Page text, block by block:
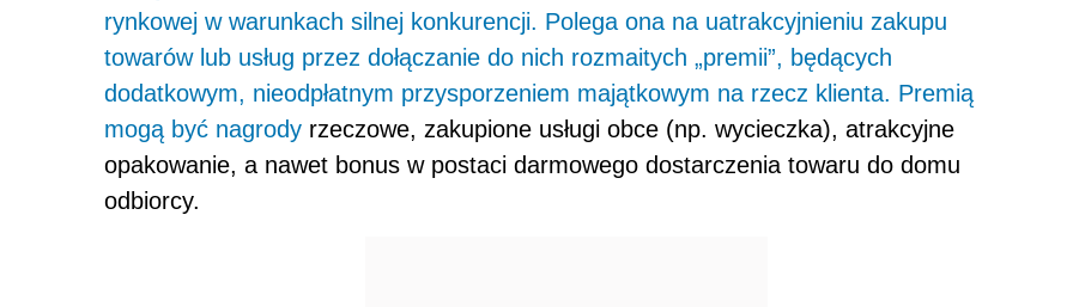
rynkowej w warunkach silnej konkurencji. Polega ona na uatrakcyjnieniu zakupu
towarów lub usług przez dołączanie do nich rozmaitych „premii”, będących
dodatkowym, nieodpłatnym przysporzeniem majątkowym na rzecz klienta. Premią
mogą być nagrody rzeczowe, zakupione usługi obce (np. wycieczka), atrakcyjne
opakowanie, a nawet bonus w postaci darmowego dostarczenia towaru do domu
odbiorcy.